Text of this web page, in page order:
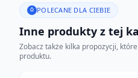
POLECANE DLA CIEBIE
Inne produkty z tej
Zobacz także kilka propozycji,
produktu.